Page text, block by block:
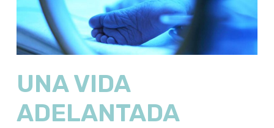
UNA VIDA
ADELANTADA